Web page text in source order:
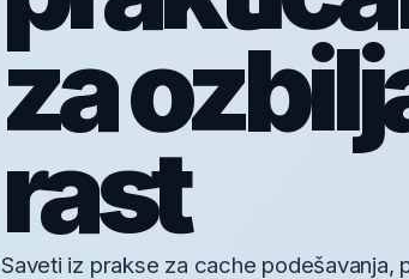
za
rast
Saveti iz prakse za cache podešavanja,